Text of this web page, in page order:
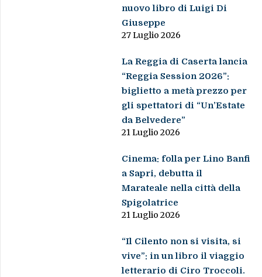
nuovo libro di Luigi Di
Giuseppe
27 Luglio 2026
La Reggia di Caserta lancia
“Reggia Session 2026”:
biglietto a metà prezzo per
gli spettatori di “Un’Estate
da Belvedere”
21 Luglio 2026
Cinema: folla per Lino Banfi
a Sapri, debutta il
Marateale nella città della
Spigolatrice
21 Luglio 2026
“Il Cilento non si visita, si
vive”: in un libro il viaggio
letterario di Ciro Troccoli.